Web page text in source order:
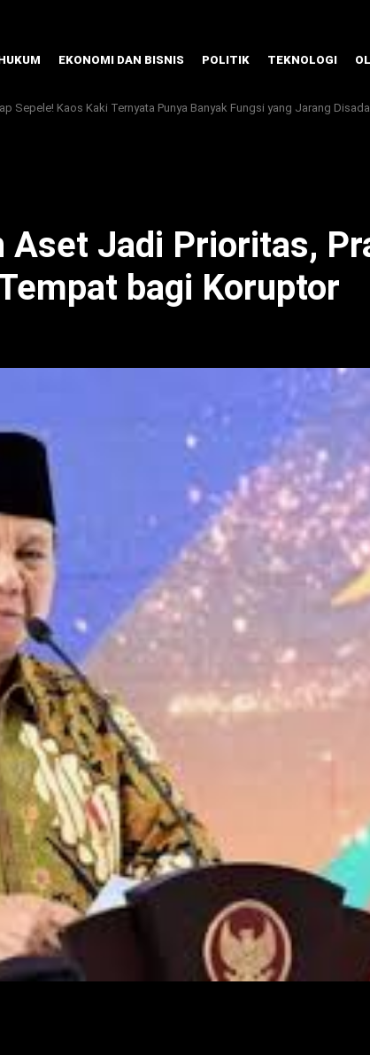
EKONOMI DAN BISNIS POLITIK TEKNOLOGI
Sepele! Kaos Kaki Ternyata Punya Banyak Fungsi yang Jarang
Aset Jadi Prioritas,
bagi Koruptor